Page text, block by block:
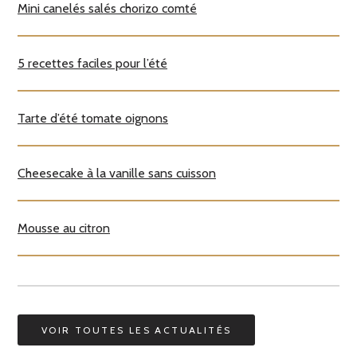
Mini canelés salés chorizo comté
5 recettes faciles pour l’été
Tarte d’été tomate oignons
Cheesecake à la vanille sans cuisson
Mousse au citron
VOIR TOUTES LES ACTUALITÉS